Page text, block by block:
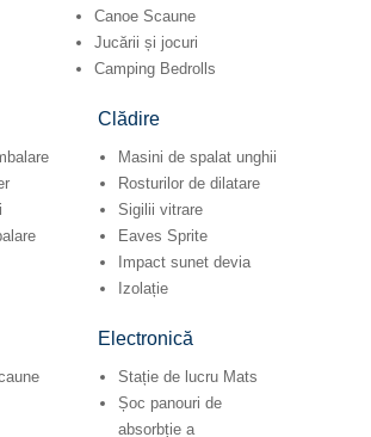
Canoe Scaune
Jucării și jocuri
Camping Bedrolls
Clădire
Masini de spalat unghii
Rosturilor de dilatare
Sigilii vitrare
Eaves Sprite
Impact sunet devia
Izolație
Electronică
Stație de lucru Mats
Șoc panouri de
absorbție a